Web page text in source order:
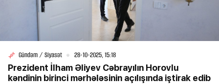
Gündəm / Siyasət 28-10-2025, 15:18
Prezident İlham Əliyev Cəbrayılın Horovlu
kəndinin birinci mərhələsinin açılışında iştirak edib